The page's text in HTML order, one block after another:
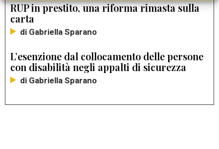
RUP in prestito, una riforma rimasta sulla
carta
di Gabriella Sparano
L’esenzione dal collocamento delle persone
con disabilità negli appalti di sicurezza
di Gabriella Sparano